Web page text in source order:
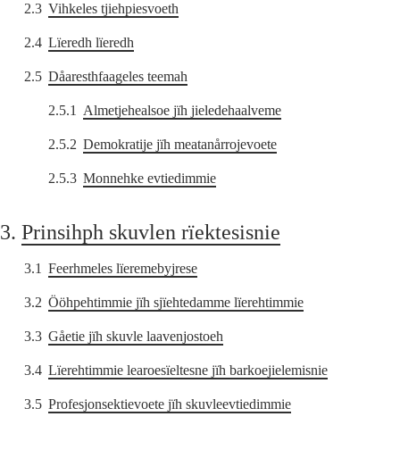
2.3 Vihkeles tjiehpiesvoeth
2.4 Lïeredh lïeredh
2.5 Dåaresthfaageles teemah
2.5.1 Almetjehealsoe jïh jieledehaalveme
2.5.2 Demokratije jïh meatanårrojevoete
2.5.3 Monnehke evtiedimmie
3. Prinsihph skuvlen rïektesisnie
3.1 Feerhmeles lïeremebyjrese
3.2 Ööhpehtimmie jïh sjïehtedamme lïerehtimmie
3.3 Gåetie jïh skuvle laavenjostoeh
3.4 Lïerehtimmie learoesïeltesne jïh barkoejielemisnie
3.5 Profesjonsektievoete jïh skuvleevtiedimmie